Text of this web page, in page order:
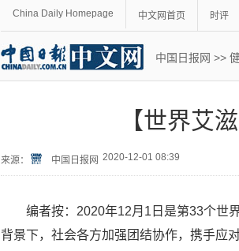
China Daily Homepage 中文网首页 时评
中国日报网 >>
【世界艾
来源： 中国日报网 2020-12-01 08:39
编者按：2020年12月1日是第33个世
背景下，社会各方加强团结协作，携手应